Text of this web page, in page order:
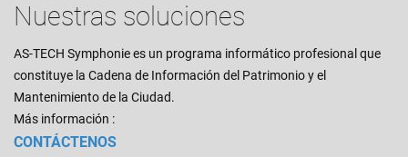
Nuestras soluciones
AS-TECH Symphonie es un programa informático profesional que
constituye la Cadena de Información del Patrimonio y el
Mantenimiento de la Ciudad.
Más información :
CONTÁCTENOS